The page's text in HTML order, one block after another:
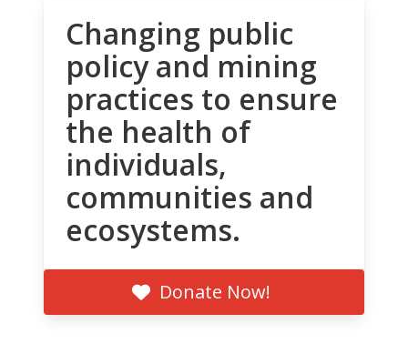
Changing public
policy and mining
practices to ensure
the health of
individuals,
communities and
ecosystems.
Donate Now!